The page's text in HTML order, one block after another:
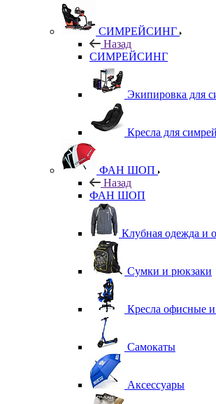
СИМРЕЙСИНГ
Назад
СИМРЕЙСИНГ
Экипировка для
Кресла для
ФАН ШОП
Назад
ФАН ШОП
Клубная одежда и
Сумки и рюкзаки
Кресла офисные
Самокаты
Аксессуары